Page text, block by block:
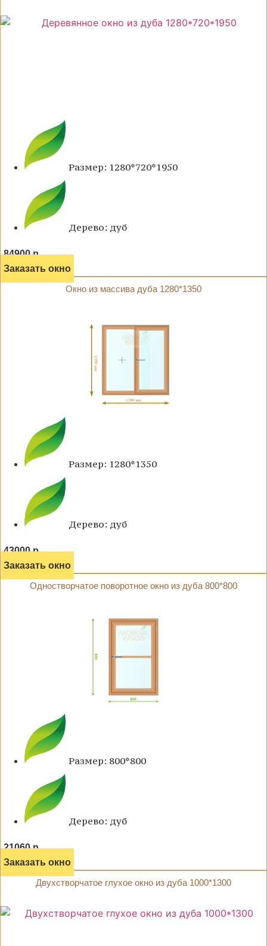
Размер: 1280*720*1950
Дерево: дуб
84900 р.
Заказать окно
Окно из массива дуба 1280*1350
Размер: 1280*1350
Дерево: дуб
43000 р.
Заказать окно
Одностворчатое поворотное окно из дуба 800*800
Размер: 800*800
Дерево: дуб
21060 р.
Заказать окно
Двухстворчатое глухое окно из дуба 1000*1300